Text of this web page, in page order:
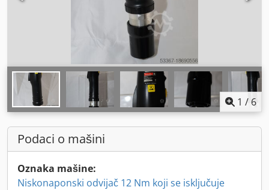
1 / 6
Podaci o mašini
Oznaka mašine:
Niskonaponski odvijač 12 Nm koji se isključuje